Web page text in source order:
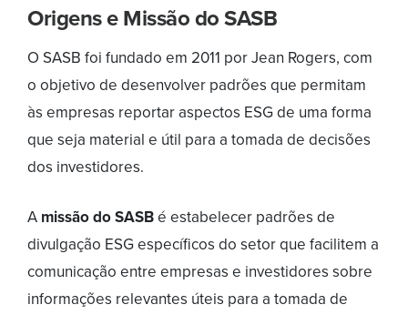
Origens e Missão do SASB
O SASB foi fundado em 2011 por Jean Rogers, com
o objetivo de desenvolver padrões que permitam
às empresas reportar aspectos ESG de uma forma
que seja material e útil para a tomada de decisões
dos investidores.
A missão do SASBé estabelecer padrões de
divulgação ESG específicos do setor que facilitem a
comunicação entre empresas e investidores sobre
informações relevantes úteis para a tomada de